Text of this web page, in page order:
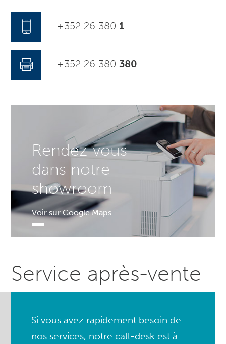
+352 26 380 1
+352 26 380 380
Rendez-vous
dans notre
showroom
Voir sur Google Maps
Service après-vente
Si vous avez rapidement besoin de
nos services, notre call-desk est à